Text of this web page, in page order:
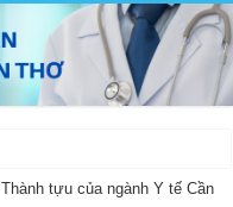
Thành tựu của ngành Y tế Cần